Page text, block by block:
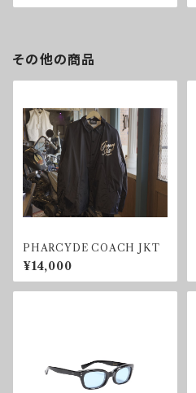
その他の商品
PHARCYDE COACH JKT
¥14,000